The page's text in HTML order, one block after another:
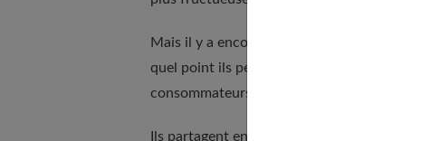
Mais il y a encore une autre solution : les
quel point ils peuvent être utiles. Or, il
consommateurs qui partent à la chasse aux
Ils partagent ensuite leurs trouvailles avec